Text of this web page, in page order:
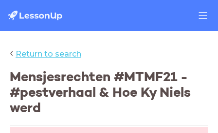
‹ Return to search
Mensjesrechten #MTMF21 -
#pestverhaal & Hoe Ky Niels
werd